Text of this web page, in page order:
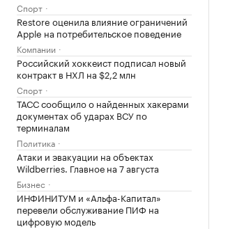
Спорт
Restore оценила влияние ограничений
Apple на потребительское поведение
Компании
Российский хоккеист подписал новый
контракт в НХЛ на $2,2 млн
Спорт
ТАСС сообщило о найденных хакерами
документах об ударах ВСУ по
терминалам
Политика
Атаки и эвакуации на объектах
Wildberries. Главное на 7 августа
Бизнес
ИНФИНИТУМ и «Альфа-Капитал»
перевели обслуживание ПИФ на
цифровую модель